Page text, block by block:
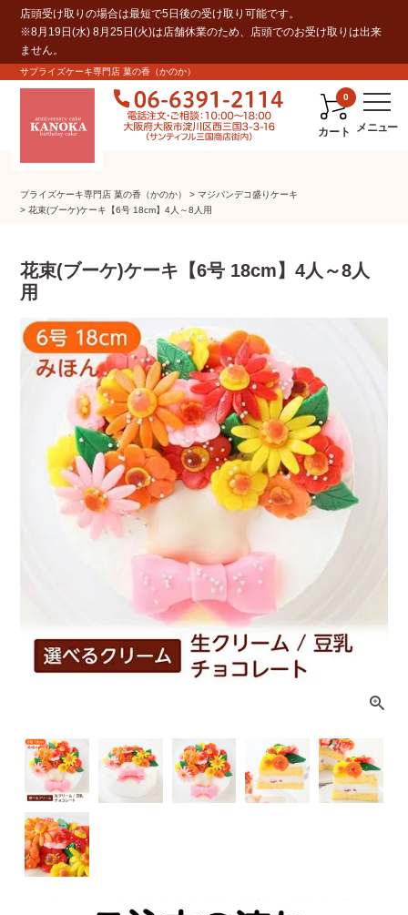
店頭受け取りの場合は最短で5日後の受け取り可能です。
※8月19日(水) 8月25日(火)は店舗休業のため、店頭でのお受け取りは出来
ません。
サプライズケーキ専門店 菓の香（かのか）
0
カート
プライズケーキ専⾨店 菓の⾹（かのか）
マジパンデコ盛りケーキ
花束(ブーケ)ケーキ【6号 18cm】4人～8人用
花束(ブーケ)ケーキ【6号 18cm】4人～8人
用